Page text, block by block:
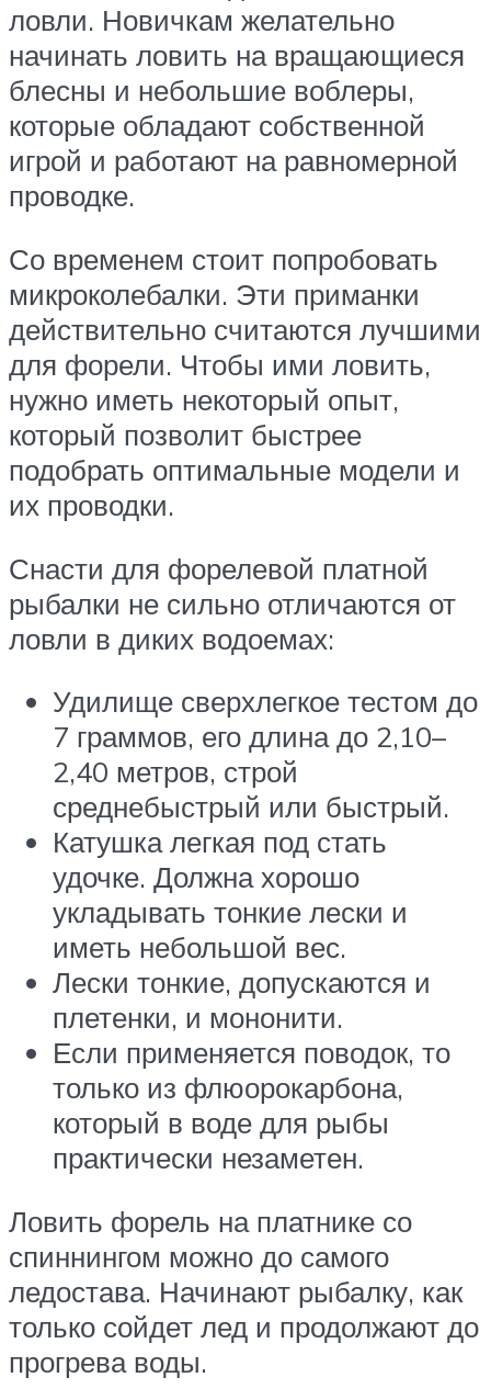
ловли. Новичкам желательно
начинать ловить на вращающиеся
блесны и небольшие воблеры,
которые обладают собственной
игрой и работают на равномерной
проводке.
Со временем стоит попробовать
микроколебалки. Эти приманки
действительно считаются лучшими
для форели. Чтобы ими ловить,
нужно иметь некоторый опыт,
который позволит быстрее
подобрать оптимальные модели и
их проводки.
Снасти для форелевой платной
рыбалки не сильно отличаются от
ловли в диких водоемах:
Удилище сверхлегкое тестом до
7 граммов, его длина до 2,10–
2,40 метров, строй
среднебыстрый или быстрый.
Катушка легкая под стать
удочке. Должна хорошо
укладывать тонкие лески и
иметь небольшой вес.
Лески тонкие, допускаются и
плетенки, и мононити.
Если применяется поводок, то
только из флюорокарбона,
который в воде для рыбы
практически незаметен.
Ловить форель на платнике со
спиннингом можно до самого
ледостава. Начинают рыбалку, как
только сойдет лед и продолжают до
прогрева воды.